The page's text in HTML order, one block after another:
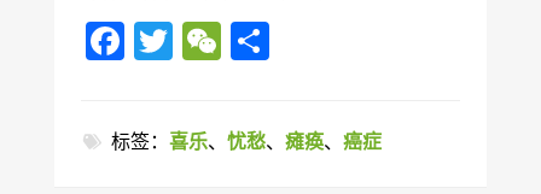
Facebook
TwitterWeChat
标签：喜乐、忧愁、瘫痪、癌症